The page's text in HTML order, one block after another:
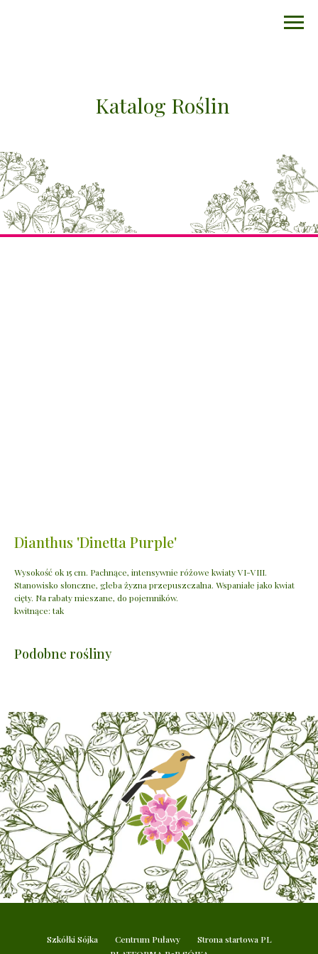
Katalog Roślin
Dianthus 'Dinetta Purple'
Wysokość ok 15 cm. Pachnące, intensywnie różowe kwiaty VI-VIII.
Stanowisko słonczne, gleba żyzna przepuszczalna. Wspaniałe jako kwiat
cięty. Na rabaty mieszane, do pojemników.
kwitnące: tak
Podobne rośliny
Szkółki Sójka Centrum Puławy
Strona startowa PL